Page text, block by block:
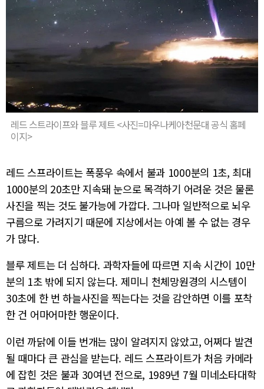
레드 스트라이프와 블루 제트 <사진=마우나케아천문대 공식 홈페
이지>
레드 스프라이트는 폭풍우 속에서 불과 1000분의 1초, 최대
1000분의 20초만 지속돼 눈으로 목격하기 어려운 것은 물론
사진을 찍는 것도 불가능에 가깝다. 그나마 일반적으로 뇌우
구름으로 가려지기 때문에 지상에서는 아예 볼 수 없는 경우
가 많다.
블루 제트는 더 심하다. 과학자들에 따르면 지속 시간이 10만
분의 1초 밖에 되지 않는다. 제미니 천체망원경의 시스템이
30초에 한 번 하늘사진을 찍는다는 것을 감안하면 이를 포착
한 건 어마어마한 행운이다.
이런 까닭에 이들 번개는 많이 알려지지 않았고, 어쩌다 발견
될 때마다 큰 관심을 받는다. 레드 스프라이트가 처음 카메라
에 잡힌 것은 불과 30여년 전으로, 1989년 7월 미네소타대학